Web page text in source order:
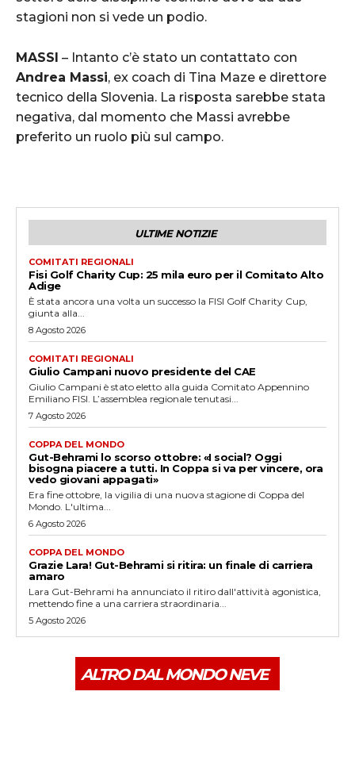
stagioni non si vede un podio.
MASSI – Intanto c’è stato un contattato con
Andrea Massi, ex coach di Tina Maze e direttore
tecnico della Slovenia. La risposta sarebbe stata
negativa, dal momento che Massi avrebbe
preferito un ruolo più sul campo.
ULTIME NOTIZIE
COMITATI REGIONALI
Fisi Golf Charity Cup: 25 mila euro per il Comitato Alto
Adige
È stata ancora una volta un successo la FISI Golf Charity Cup,
giunta alla...
8 Agosto 2026
COMITATI REGIONALI
Giulio Campani nuovo presidente del CAE
Giulio Campani è stato eletto alla guida Comitato Appennino
Emiliano FISI. L’assemblea regionale tenutasi...
7 Agosto 2026
COPPA DEL MONDO
Gut-Behrami lo scorso ottobre: «I social? Oggi
bisogna piacere a tutti. In Coppa si va per vincere, ora
vedo giovani appagati»
Era fine ottobre, la vigilia di una nuova stagione di Coppa del
Mondo. L'ultima...
6 Agosto 2026
COPPA DEL MONDO
Grazie Lara! Gut-Behrami si ritira: un finale di carriera
amaro
Lara Gut-Behrami ha annunciato il ritiro dall'attività agonistica,
mettendo fine a una carriera straordinaria...
5 Agosto 2026
ALTRO DAL MONDO NEVE